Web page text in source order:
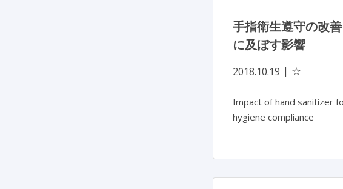
手指衛生遵守の改
に及ぼす影響
2018.10.19 ☆
Impact of hand sanitizer
hygiene compliance